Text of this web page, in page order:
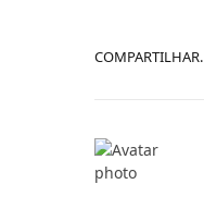
COMPARTILHAR.